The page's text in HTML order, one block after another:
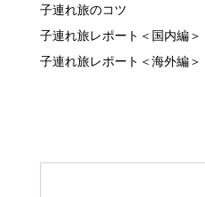
子供の食育
子連れ旅のコツ
子連れ旅レポート＜国内編＞